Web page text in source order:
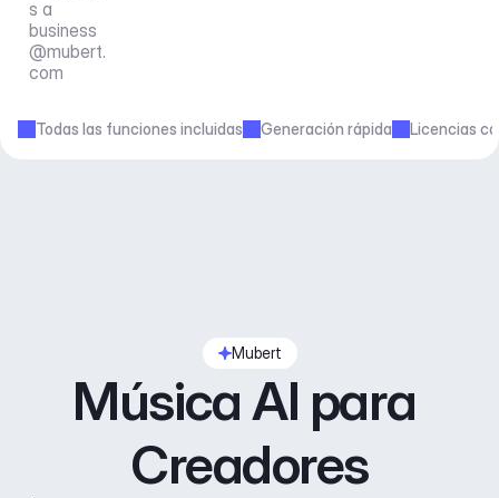
business
@mubert.
com
Todas las funciones incluidas Generación rápida Licencias
Mubert
Música AI para
Creadores